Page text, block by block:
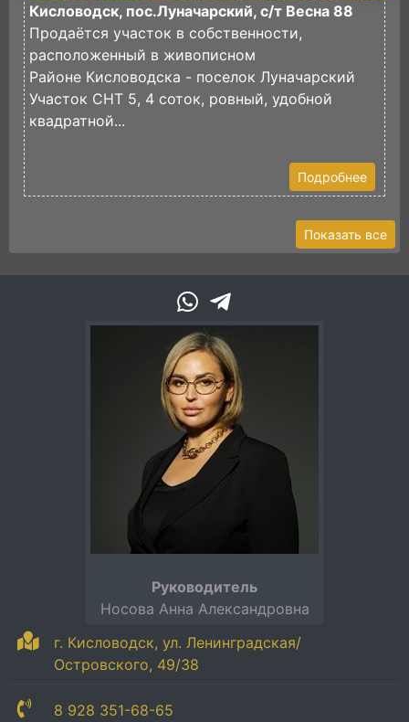
Кисловодск, пос.Луначарский, с/т Весна 88
Продаётся участок в собственности,
расположенный в живописном
Районе Кисловодска - поселок Луначарский
Участок СНТ 5, 4 соток, ровный, удобной
квадратной...
Подробнее
Показать все
г. Кисловодск, ул. Ленинградская/
Островского, 49/38
8 928 351-68-65
Руководитель
Носова Анна Александровна